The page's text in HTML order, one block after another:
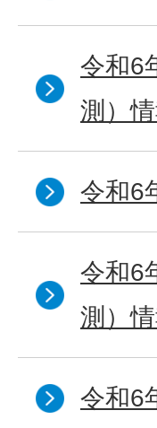
令和6
測）
令和6
令和6
測）
令和6